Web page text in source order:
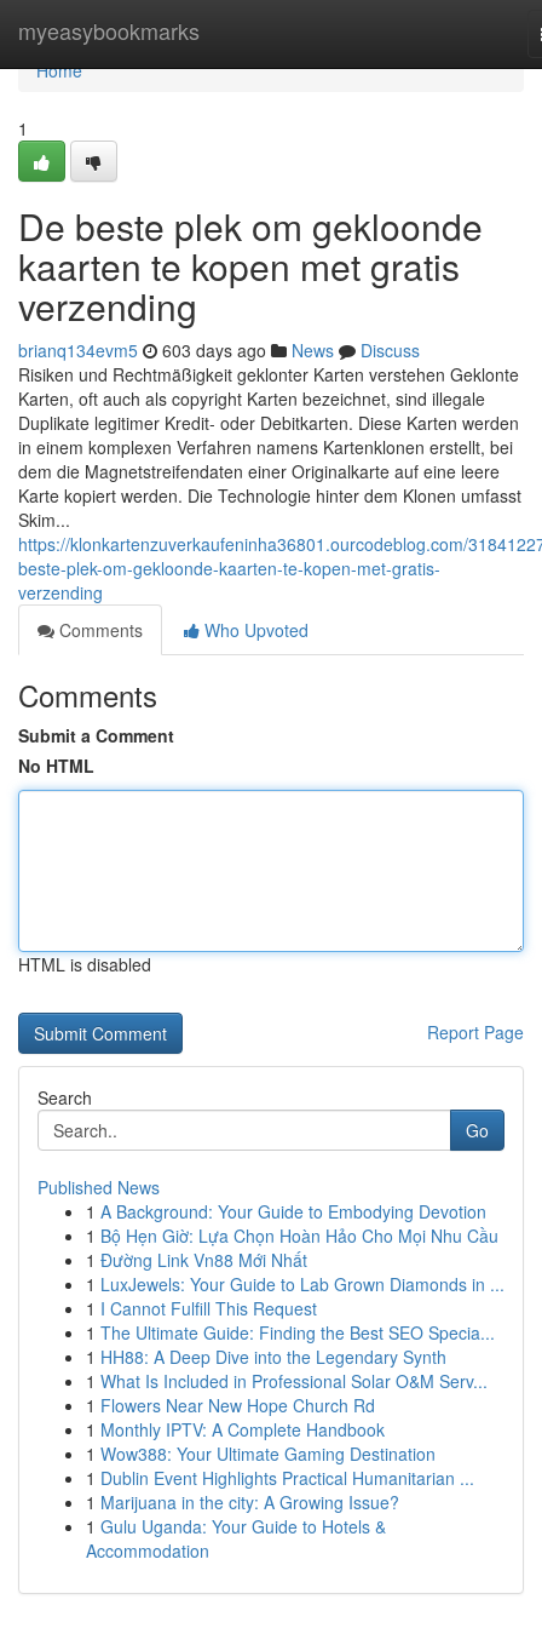
myeasybookmarks
Home
Home
1
De beste plek om gekloonde
kaarten te kopen met gratis
verzending
brianq134evm5 603 days ago News
Discuss
Risiken und Rechtmäßigkeit geklonter Karten verstehen Geklonte
Karten, oft auch als copyright Karten bezeichnet, sind illegale
Duplikate legitimer Kredit- oder Debitkarten. Diese Karten werden
in einem komplexen Verfahren namens Kartenklonen erstellt, bei
dem die Magnetstreifendaten einer Originalkarte auf eine leere
Karte kopiert werden. Die Technologie hinter dem Klonen umfasst
Skim...
https://klonkartenzuverkaufeninha36801.ourcodeblog.com/
beste-plek-om-gekloonde-kaarten-te-kopen-met-gratis-
verzending
Comments
Who Upvoted
Comments
Submit a Comment
No HTML
HTML is disabled
Report Page
Search
Go
Published News
1 A Background: Your Guide to Embodying Devotion
1 Bộ Hẹn Giờ: Lựa Chọn Hoàn Hảo Cho Mọi Nhu Cầu
1 Đường Link Vn88 Mới Nhất
1 LuxJewels: Your Guide to Lab Grown Diamonds in ...
1 I Cannot Fulfill This Request
1 The Ultimate Guide: Finding the Best SEO Specia...
1 HH88: A Deep Dive into the Legendary Synth
1 What Is Included in Professional Solar O&M Serv...
1 Flowers Near New Hope Church Rd
1 Monthly IPTV: A Complete Handbook
1 Wow388: Your Ultimate Gaming Destination
1 Dublin Event Highlights Practical Humanitarian ...
1 Marijuana in the city: A Growing Issue?
1 Gulu Uganda: Your Guide to Hotels &
Accommodation